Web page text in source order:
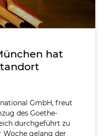
hat
GmbH, freut
des Goethe-
durchgeführt zu
Woche gelang der